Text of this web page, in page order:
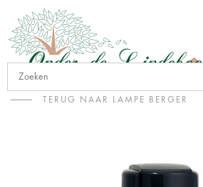
TERUG NAAR LAMPE BERGER